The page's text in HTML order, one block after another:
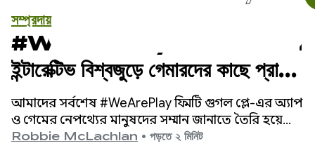
সম্প্রদায়
#WeArePlay: যেভাবে মিকসাপিক্স
ইন্টারেক্টিভ বিশ্বজুড়ে গেমারদের কাছে প্রাচীন
সামি পৌরাণিক কাহিনী নিয়ে আসছে
আমাদের সর্বশেষ #WeArePlay ফিল্মটি গুগল প্লে-এর অ্যাপ
ও গেমের নেপথ্যের মানুষদের সম্মান জানাতে তৈরি হয়েছে।
এতে আমাদের পরিচয় হয় মিক্কেলের সাথে, যিনি
Robbie McLachlan • পড়তে ২ মিনিট